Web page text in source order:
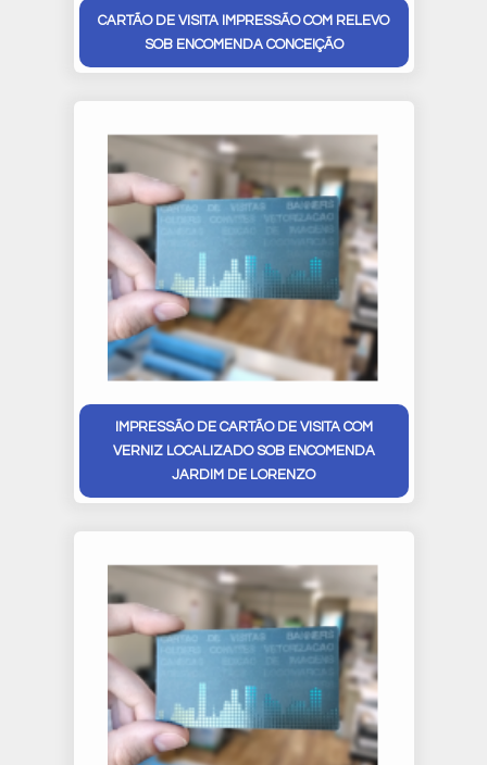
CARTÃO DE VISITA IMPRESSÃO COM RELEVO
SOB ENCOMENDA CONCEIÇÃO
IMPRESSÃO DE CARTÃO DE VISITA COM
VERNIZ LOCALIZADO SOB ENCOMENDA
JARDIM DE LORENZO